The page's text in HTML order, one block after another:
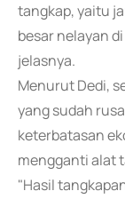
tangkap, yaitu
besar nelayan
jelasnya.
Menurut Dedi,
yang sudah
keterbatasan
mengganti alat
"Hasil